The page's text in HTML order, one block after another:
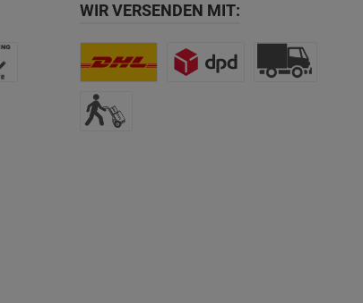
WIR VERSENDEN MIT: